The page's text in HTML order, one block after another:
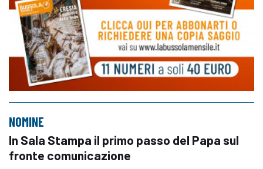
NOMINE
In Sala Stampa il primo passo del Papa sul
fronte comunicazione